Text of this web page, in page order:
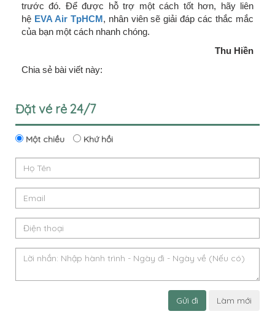
trước đó. Để được hỗ trợ một cách tốt hơn, hãy liên
hệ EVA Air TpHCM, nhân viên sẽ giải đáp các thắc mắc
của bạn một cách nhanh chóng.
Thu Hiền
Chia sẻ bài viết này:
Đặt vé rẻ 24/7
Một chiều Khứ hồi
Gửi đi Làm mới